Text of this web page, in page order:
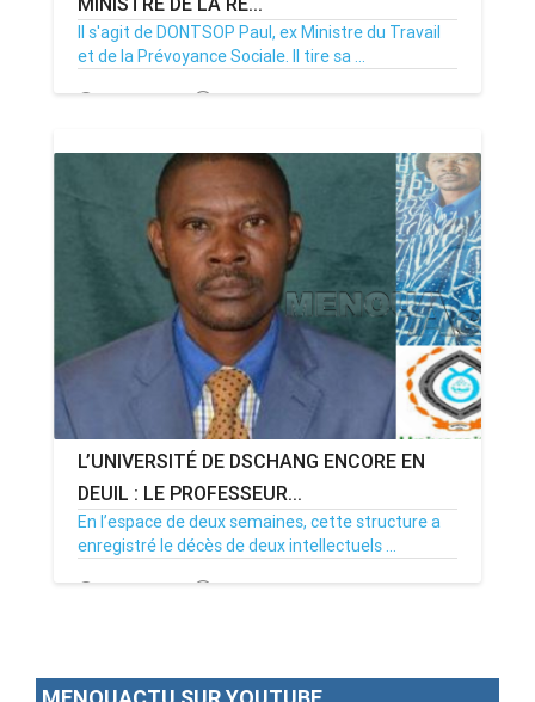
Il s'agit de DONTSOP Paul, ex Ministre du Travail
et de la Prévoyance Sociale. Il tire sa ...
10/01/18 Par MenouActu 0
L’UNIVERSITÉ DE DSCHANG ENCORE EN
DEUIL : LE PROFESSEUR...
En l’espace de deux semaines, cette structure a
enregistré le décès de deux intellectuels ...
23/08/17 Par MenouActu 1